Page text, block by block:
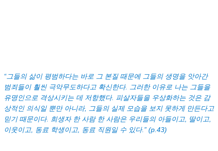
“그들의 삶이 평범하다는 바로 그 본질 때문에 그들의 생명을 앗아간
범죄들이 훨씬 극악무도하다고 확신한다. 그러한 이유로 나는 그들을
유명인으로 격상시키는 데 저항했다. 피살자들을 우상화하는 것은 감
상적인 의식일 뿐만 아니라, 그들의 실제 모습을 보지 못하게 만든다고
믿기 때문이다. 희생자 한 사람 한 사람은 우리들의 아들이고, 딸이고,
이웃이고, 동료 학생이고, 동료 직원일 수 있다.” (p.43)